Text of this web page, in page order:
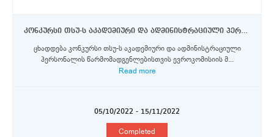
კონკურსი თსუ-ს აკადემიური და ადმინისტრაციული პერსონალისათვის ერაზმუს+ პროგრამის სტიპენდიების მოსაპოვებლად
ცხადდება კონკურსი თსუ-ს აკადემიური და ადმინისტრაციული
პერსონალის წარმომადგენლებისთვის ევროკომისიის მ...
Read more
05/10/2022 - 15/11/2022
Completed